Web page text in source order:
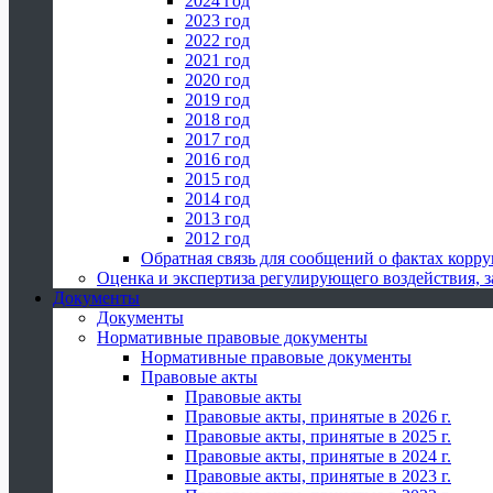
2023 год
2022 год
2021 год
2020 год
2019 год
2018 год
2017 год
2016 год
2015 год
2014 год
2013 год
2012 год
Обратная связь для сообщений о фактах
Оценка и экспертиза регулирующего
Документы
Документы
Нормативные правовые документы
Нормативные правовые документы
Правовые акты
Правовые акты
Правовые акты, принятые в 2026 г.
Правовые акты, принятые в 2025 г.
Правовые акты, принятые в 2024 г.
Правовые акты, принятые в 2023 г.